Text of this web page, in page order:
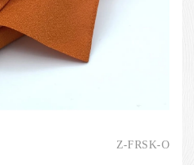
Z-FRSK-O